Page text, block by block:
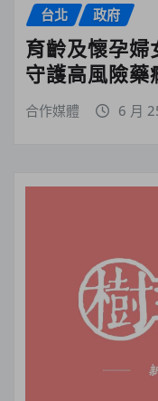
台北 政府
育齡及懷孕婦
守護高風險藥
合作媒體 6 月